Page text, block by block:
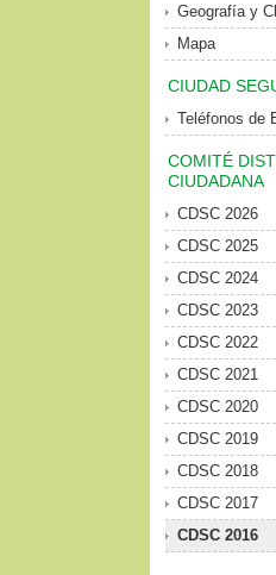
Geografía y
Mapa
CIUDAD
Teléfonos de
COMITÉ
CIUDADANA
CDSC 2026
CDSC 2025
CDSC 2024
CDSC 2023
CDSC 2022
CDSC 2021
CDSC 2020
CDSC 2019
CDSC 2018
CDSC 2017
CDSC 2016